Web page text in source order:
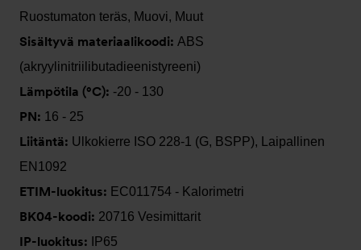
Ruostumaton teräs, Muovi, Muut
Sisältyvä materiaalikoodi: ABS
(akryylinitriilibutadieenistyreeni)
Lämpötila (°C): -20 - 130
PN: 16 - 25
Liitäntä: Ulkokierre ISO 228-1 (G, BSPP), Laipallinen
EN1092
ETIM-luokitus: EC011754 - Kalorimetri
BK04-koodi: 20716 Vesimittarit
IP-luokitus: IP65